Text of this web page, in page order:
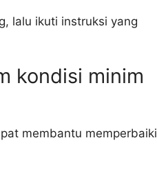
lalu ikuti instruksi yang
kondisi minim
membantu memperbaiki